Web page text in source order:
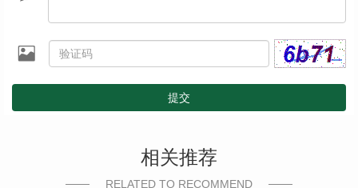
提交
相关推荐
RELATED TO RECOMMEND